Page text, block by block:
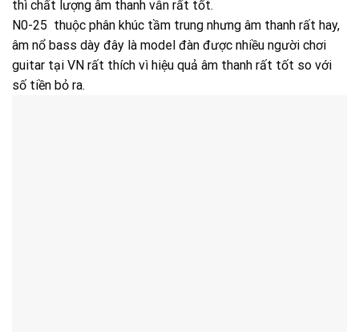
thì chất lượng âm thanh vẫn rất tốt.
N0-25 thuộc phân khúc tầm trung nhưng âm thanh rất hay,
âm nổ bass dày đây là model đàn được nhiều người chơi
guitar tại VN rất thích vì hiệu quả âm thanh rất tốt so với
số tiền bỏ ra.